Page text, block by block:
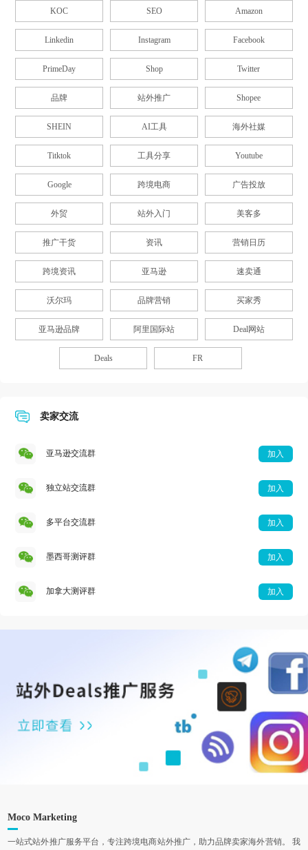
KOC SEO Amazon
Linkedin Instagram Facebook
PrimeDay Shop Twitter
品牌 站外推广 Shopee
SHEIN AI工具 海外社媒
Titktok 工具分享 Youtube
Google 跨境电商 广告投放
外贸 站外入门 美客多
推广干货 资讯 营销日历
跨境资讯 亚马逊 速卖通
沃尔玛 品牌营销 买家秀
亚马逊品牌 阿里国际站 Deal网站
Deals FR
卖家交流
亚马逊交流群 加入
独立站交流群 加入
多平台交流群 加入
墨西哥测评群 加入
加拿大测评群 加入
Moco Marketing
一站式站外推广服务平台，专注跨境电商站外推广，助力品牌卖家海外营销。 我